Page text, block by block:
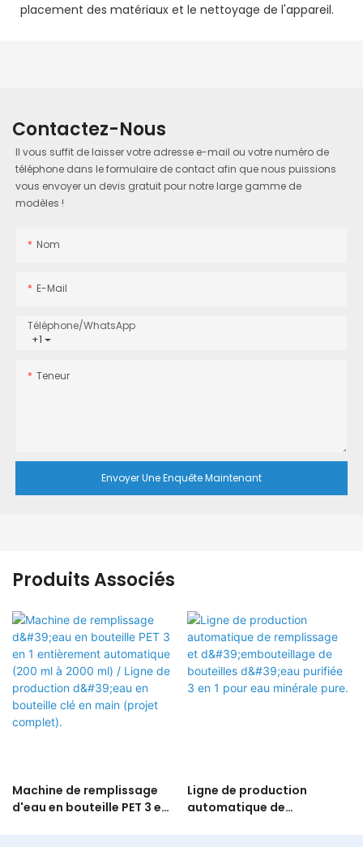
placement des matériaux et le nettoyage de l'appareil.
Contactez-Nous
Il vous suffit de laisser votre adresse e-mail ou votre numéro de
téléphone dans le formulaire de contact afin que nous puissions
vous envoyer un devis gratuit pour notre large gamme de
modèles !
Nom
E-Mail
+1
Téléphone/WhatsApp
Teneur
Envoyer Une Enquête Maintenant
Produits Associés
Machine de remplissage
d'eau en bouteille PET 3 en 1
Ligne de production
automatique de